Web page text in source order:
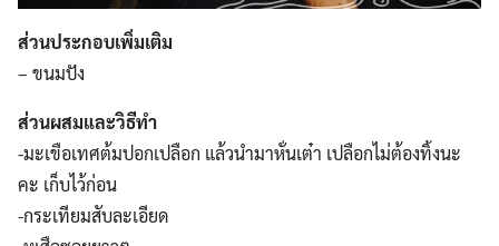
ส่วนประกอบเพิ่มเติม
– ขนมปัง
ส่วนผสมและวิธีทำ
-มะเขือเทศต้มปอกเปลือก แล้วนำมาหั่นเต๋า เปลือกไม่ต้องทิ้งนะ
คะ เก็บไว้ก่อน
-กระเทียมสับละเอียด